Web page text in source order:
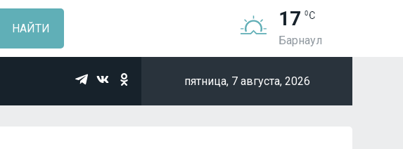
17
Барнаул
пятница, 7 августа, 2026